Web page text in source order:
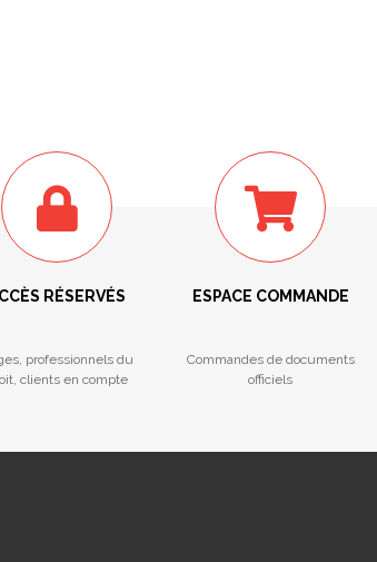
RÉSERVÉS
professionnels du
clients en compte
ESPACE COMMANDE
Commandes de documents
officiels